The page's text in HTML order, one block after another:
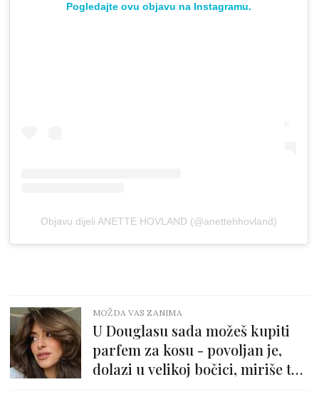
Pogledajte ovu objavu na Instagramu.
Objavu dijeli ANETTE HOVLAND (@anettehhovland)
MOŽDA VAS ZANIMA
U Douglasu sada možeš kupiti
parfem za kosu - povoljan je,
dolazi u velikoj bočici, miriše top